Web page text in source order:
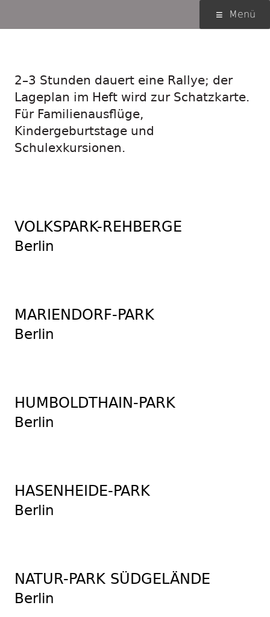
Menü
Menü
2–3 Stunden dauert eine Rallye; der
Lageplan im Heft wird zur Schatzkarte.
Für Familienausflüge,
Kindergeburtstage und
Schulexkursionen.
VOLKSPARK-REHBERGE
Berlin
MARIENDORF-PARK
Berlin
HUMBOLDTHAIN-PARK
Berlin
HASENHEIDE-PARK
Berlin
NATUR-PARK SÜDGELÄNDE
Berlin